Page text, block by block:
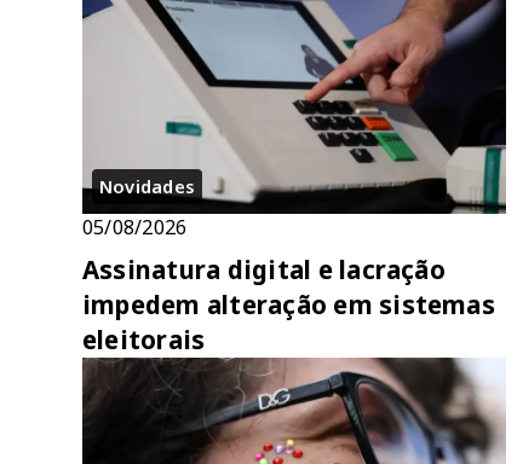
Novidades
05/08/2026
Assinatura digital e lacração
impedem alteração em sistemas
eleitorais